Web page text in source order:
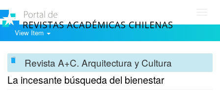
View Item
Revista A+C. Arquitectura y Cultura
La incesante búsqueda del bienestar